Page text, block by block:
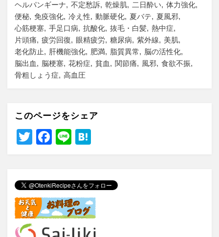
ヘルパンギーナ
不定愁訴 乾燥肌 二日酔い
体力強化
便秘 免疫強化 冷え性 動脈硬化 夏バテ
夏風邪
心筋梗塞 手足口病 抗酸化 抜毛・白髪 熱中症
片頭痛
疲労回復 眼精疲労 糖尿病 紫外線
美肌
老化防止
肝機能強化 肥満 脂質異常
脳の活性化
脳出血
脳梗塞 花粉症 貧血 関節痛 風邪 食欲不振
骨粗しょう症
高血圧
このページをシェア
T
er
F
e
b
o
o
Li
n
a